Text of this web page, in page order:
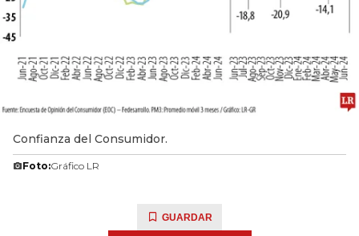
Confianza del Consumidor.
Foto:Gráfico LR
GUARDAR